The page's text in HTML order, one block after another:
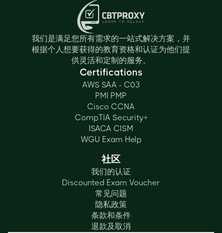
我们是满足您所有需求的一站式解决方案，并
根据个人想要获得的教育资格和认证为他们提
供灵活和定制的服务。
Certifications
AWS SAA - C03
PMI PMP
Cisco CCNA
CompTIA Security+
ISACA CISM
WGU Exam Help
社区
我们的认证
Discounted Exam Voucher
常见问题
隐私政策
条款和条件
退款及取消